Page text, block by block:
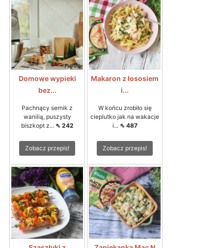
​Domowe wypieki
bez...
Pachnący sernik z
wanilią, puszysty
biszkopt z... ⇖ 242
Zobacz przepis!
Makaron z łososiem
i...
W końcu zrobiło się
cieplutko jak na wakacje
i... ⇖ 487
Zobacz przepis!